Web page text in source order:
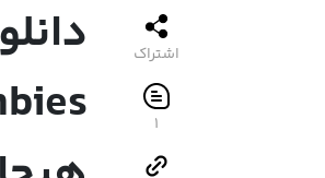
اشتراک
۱